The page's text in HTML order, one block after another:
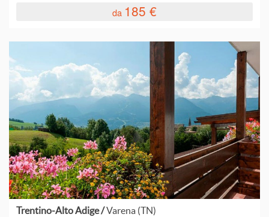
da 185 €
Trentino-Alto Adige /Varena (TN)